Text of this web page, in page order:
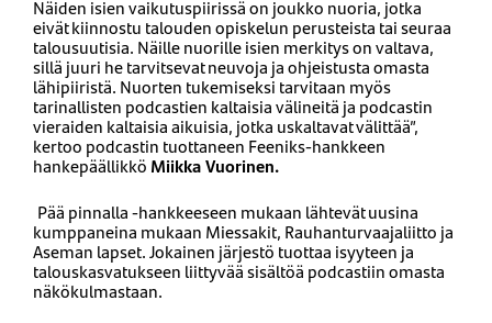
Näiden isien vaikutuspiirissä on joukko nuoria, jotka
eivät kiinnostu talouden opiskelun perusteista tai seuraa
talousuutisia. Näille nuorille isien merkitys on valtava,
sillä juuri he tarvitsevat neuvoja ja ohjeistusta omasta
lähipiiristä. Nuorten tukemiseksi tarvitaan myös
tarinallisten podcastien kaltaisia välineitä ja podcastin
vieraiden kaltaisia aikuisia, jotka uskaltavat välittää”,
kertoo podcastin tuottaneen Feeniks-hankkeen
hankepäällikkö Miikka Vuorinen.
Pää pinnalla -hankkeeseen mukaan lähtevät uusina
kumppaneina mukaan Miessakit, Rauhanturvaajaliitto ja
Aseman lapset. Jokainen järjestö tuottaa isyyteen ja
talouskasvatukseen liittyvää sisältöä podcastiin omasta
näkökulmastaan.